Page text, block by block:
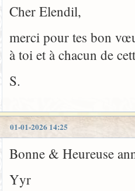
Cher Elendil,
merci pour tes bon
à toi et à chacun de
S.
01-01-2026 14:25
Bonne & Heureuse
Yyr